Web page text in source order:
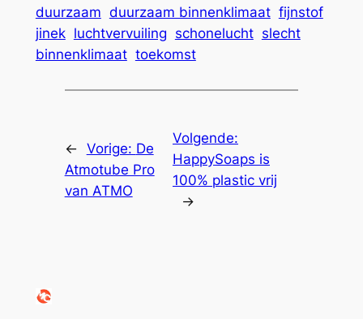
duurzaam duurzaam binnenklimaat fijnstof
jinek luchtvervuiling schonelucht slecht
binnenklimaat toekomst
← Vorige: De
Atmotube Pro
van ATMO
Volgende:
HappySoaps is
100% plastic vrij
→